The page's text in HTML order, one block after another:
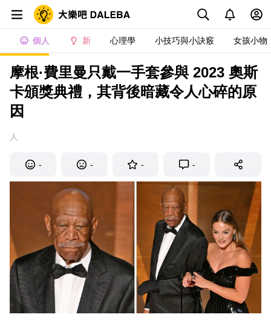
個人 新 心理學 小技巧與小訣竅 女孩小物
摩根·費里曼只戴一手套參與 2023 奧斯
卡頒獎典禮，其背後暗藏令人心碎的原
因
人
- - - -